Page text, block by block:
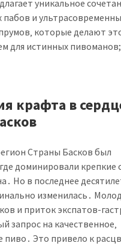
уникальное
и
которые делают
для истинных пивоманов;
крафта в
Страны Басков был
доминировали крепкие
Но в последнее
изменилась․
и приток экспатов-
запрос на качественное‚
пиво․ Это привело к